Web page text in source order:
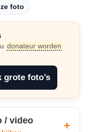
foto
donateur worden
grote foto’s
/ video